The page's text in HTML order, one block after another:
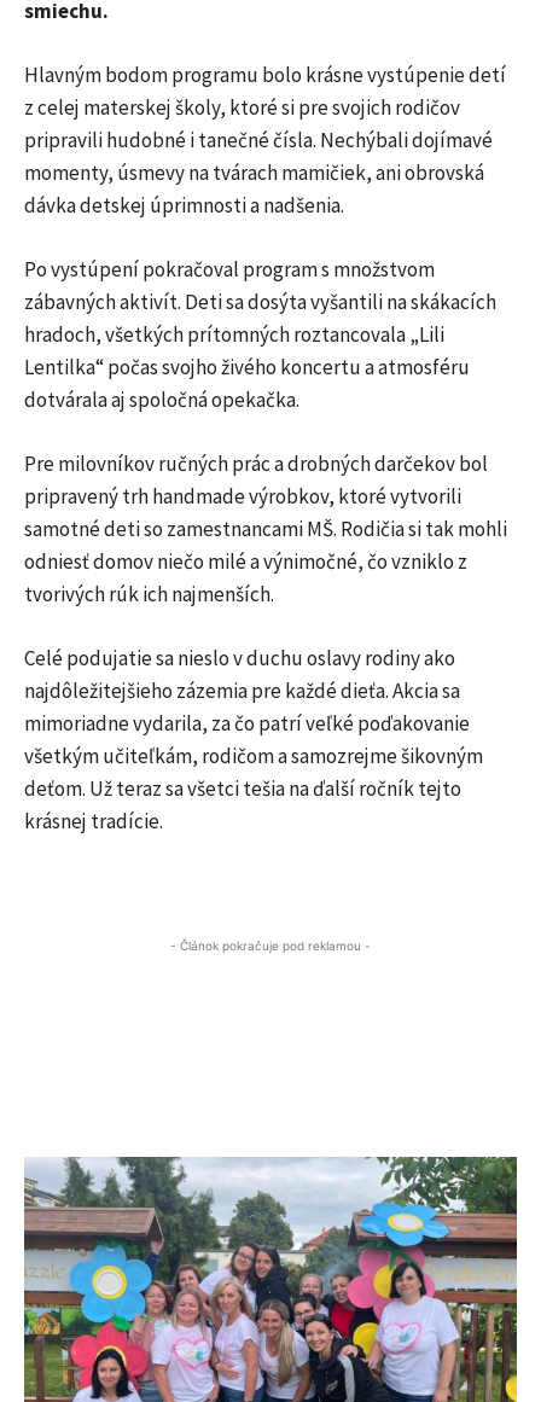
smiechu.
Hlavným bodom programu bolo krásne vystúpenie detí
z celej materskej školy, ktoré si pre svojich rodičov
pripravili hudobné i tanečné čísla. Nechýbali dojímavé
momenty, úsmevy na tvárach mamičiek, ani obrovská
dávka detskej úprimnosti a nadšenia.
Po vystúpení pokračoval program s množstvom
zábavných aktivít. Deti sa dosýta vyšantili na skákacích
hradoch, všetkých prítomných roztancovala „Lili
Lentilka“ počas svojho živého koncertu a atmosféru
dotvárala aj spoločná opekačka.
Pre milovníkov ručných prác a drobných darčekov bol
pripravený trh handmade výrobkov, ktoré vytvorili
samotné deti so zamestnancami MŠ. Rodičia si tak mohli
odniesť domov niečo milé a výnimočné, čo vzniklo z
tvorivých rúk ich najmenších.
Celé podujatie sa nieslo v duchu oslavy rodiny ako
najdôležitejšieho zázemia pre každé dieťa. Akcia sa
mimoriadne vydarila, za čo patrí veľké poďakovanie
všetkým učiteľkám, rodičom a samozrejme šikovným
deťom. Už teraz sa všetci tešia na ďalší ročník tejto
krásnej tradície.
- Článok pokračuje pod reklamou -